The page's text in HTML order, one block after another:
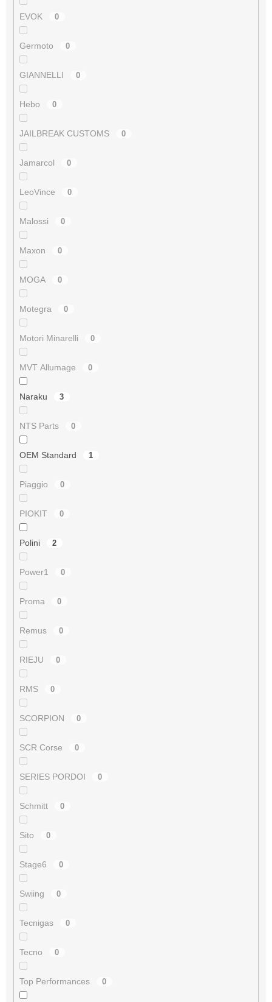
EVOK 0
Germoto 0
GIANNELLI 0
Hebo 0
JAILBREAK CUSTOMS 0
Jamarcol 0
LeoVince 0
Malossi 0
Maxon 0
MOGA 0
Motegra 0
Motori Minarelli 0
MVT Allumage 0
Naraku 3
NTS Parts 0
OEM Standard 1
Piaggio 0
PIOKIT 0
Polini 2
Power1 0
Proma 0
Remus 0
RIEJU 0
RMS 0
SCORPION 0
SCR Corse 0
SERIES PORDOI 0
Schmitt 0
Sito 0
Stage6 0
Swiing 0
Tecnigas 0
Tecno 0
Top Performances 0